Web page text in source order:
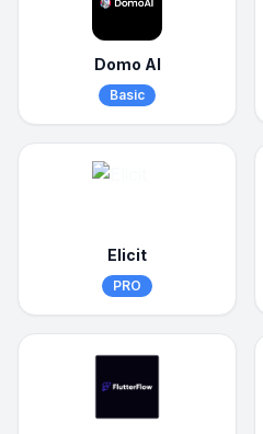
Domo AI
Basic
Elicit
PRO